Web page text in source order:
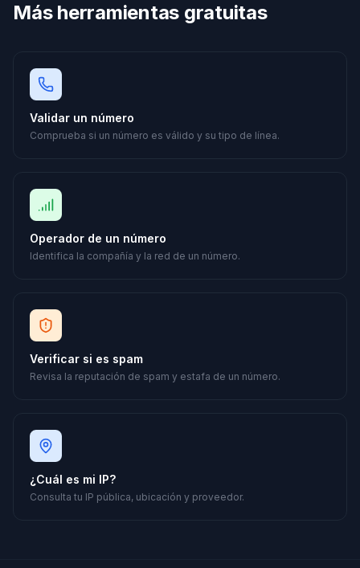
Más herramientas gratuitas
Validar un número
Comprueba si un número es válido y su tipo de línea.
Operador de un número
Identifica la compañía y la red de un número.
Verificar si es spam
Revisa la reputación de spam y estafa de un número.
¿Cuál es mi IP?
Consulta tu IP pública, ubicación y proveedor.